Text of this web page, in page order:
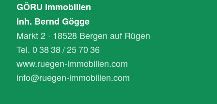
GÖRU Immobilien
Inh. Bernd Gögge
Markt 2 · 18528 Bergen auf Rügen
Tel. 0 38 38 / 25 70 36
www.ruegen-immobilien.com
info@ruegen-immobilien.com